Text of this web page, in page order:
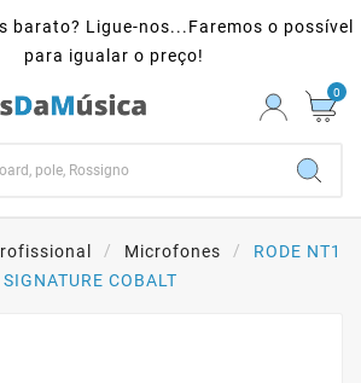
barato? Ligue-nos...Faremos o possível
para igualar o preço!
0
Microfones
RODE NT1
SIGNATURE COBALT